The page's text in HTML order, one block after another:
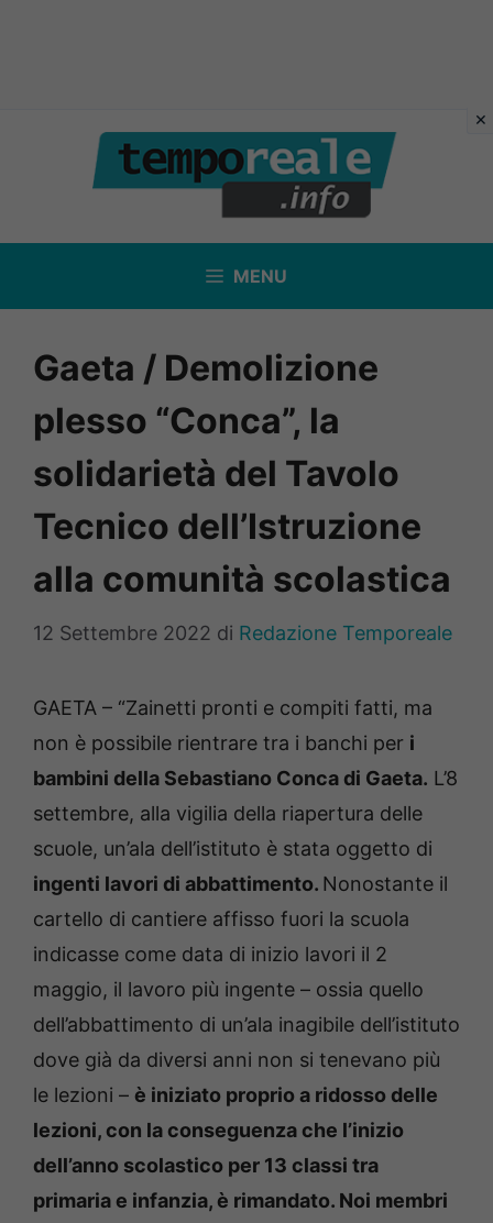
contenuto
MENU
Gaeta / Demolizione
plesso “Conca”, la
solidarietà del Tavolo
Tecnico dell’Istruzione
alla comunità scolastica
12 Settembre 2022 di Redazione Temporeale
GAETA – “Zainetti pronti e compiti fatti, ma
non è possibile rientrare tra i banchi per i
bambini della Sebastiano Conca di Gaeta. L’8
settembre, alla vigilia della riapertura delle
scuole, un’ala dell’istituto è stata oggetto di
ingenti lavori di abbattimento. Nonostante il
cartello di cantiere affisso fuori la scuola
indicasse come data di inizio lavori il 2
maggio, il lavoro più ingente – ossia quello
dell’abbattimento di un’ala inagibile dell’istituto
dove già da diversi anni non si tenevano più
le lezioni – è iniziato proprio a ridosso delle
lezioni, con la conseguenza che l’inizio
dell’anno scolastico per 13 classi tra
primaria e infanzia, è rimandato. Noi membri